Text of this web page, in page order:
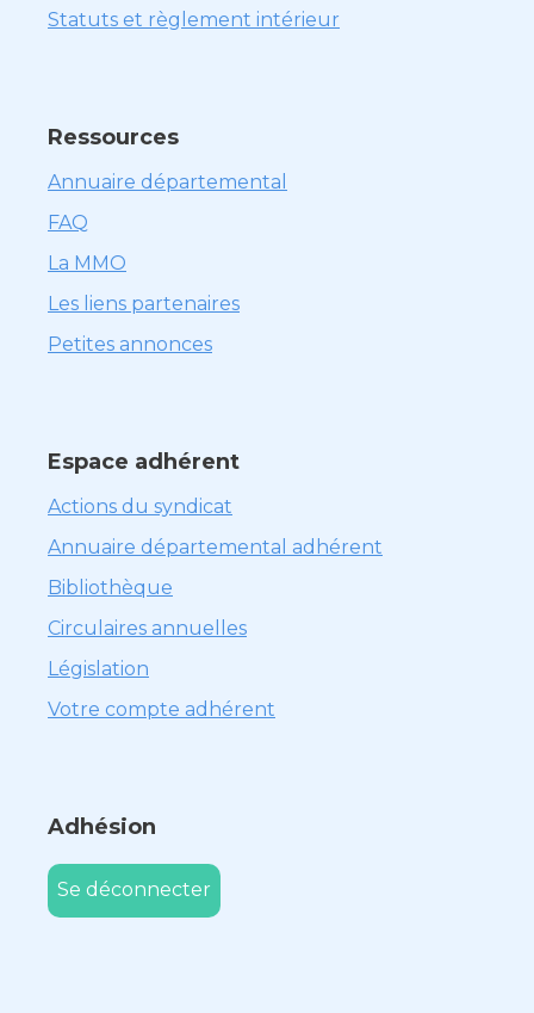
Statuts et règlement intérieur
Ressources
Annuaire départemental
FAQ
La MMO
Les liens partenaires
Petites annonces
Espace adhérent
Actions du syndicat
Annuaire départemental adhérent
Bibliothèque
Circulaires annuelles
Législation
Votre compte adhérent
Adhésion
Se déconnecter